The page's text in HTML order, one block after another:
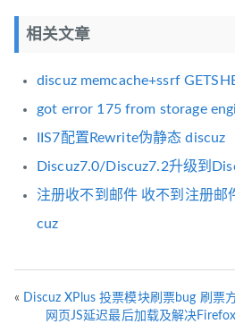
相关文章
discuz memcache+ssrf
got error 175 from storage
IIS7配置Rewrite伪静态 discuz
Discuz7.0/Discuz7.2升级到
注册收不到邮件 收不到注册邮
cuz
« Discuz XPlus 投票模块刷票bug 刷票
网页JS延迟最后加载及解决